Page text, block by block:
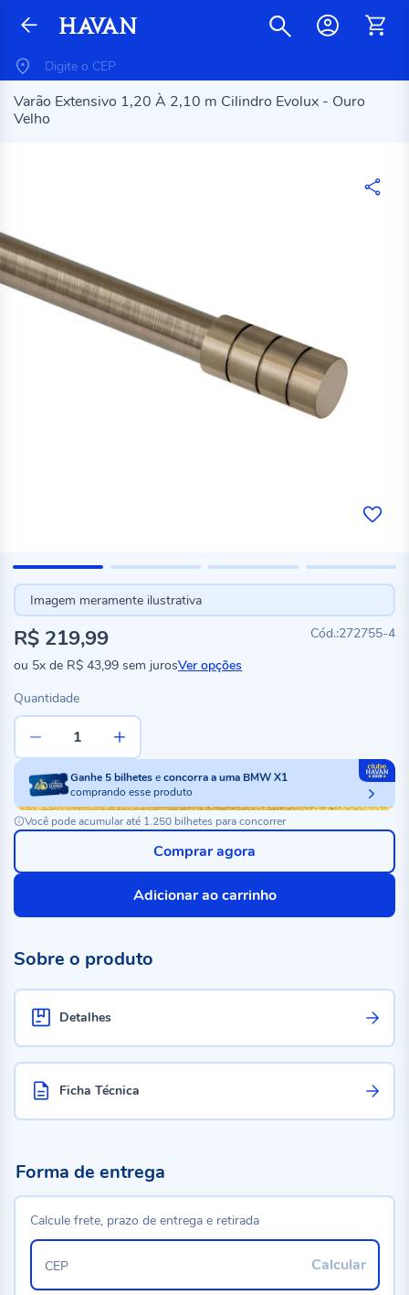
Varão Extensivo 1,20 À 2,10 m Cilindro Evolux - Ouro
Velho
Imagem meramente ilustrativa
272755-4
R$ 219,99
ou 5x de R$ 43,99 sem jurosVer opções
Quantidade
Ganhe5bilheteseconcorra a uma BMW X1
comprando esse produto
Você pode acumular até 1.250 bilhetes para concorrer
Adicionar ao carrinho
Comprar agora
Sobre o produto
Detalhes
Ficha Técnica
Forma de entrega
Calcule frete, prazo de entrega e retirada
Calcular
CEP